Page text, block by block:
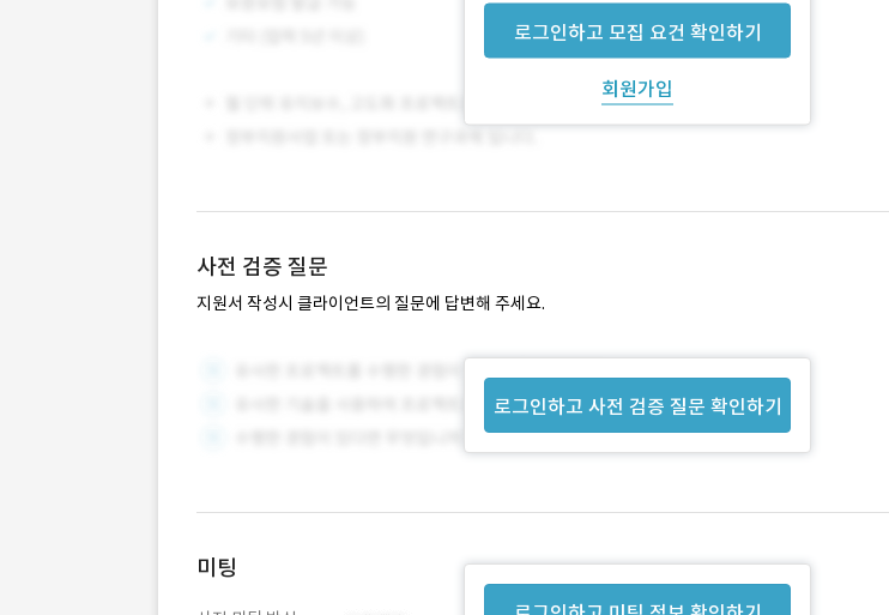
로그인하고 모집 요건 확인하기
회원가입
사전 검증 질문
지원서 작성시 클라이언트의 질문에 답변해 주세요.
로그인하고 사전 검증 질문 확인하기
미팅